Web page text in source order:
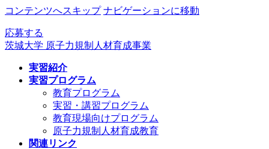
コンテンツへスキップ ナビゲーションに移動
応募する
茨城大学 原子力規制人材育成事業
実習紹介
実習プログラム
教育プログラム
実習・講習プログラム
教育現場向けプログラム
原子力規制人材育成教育
関連リンク